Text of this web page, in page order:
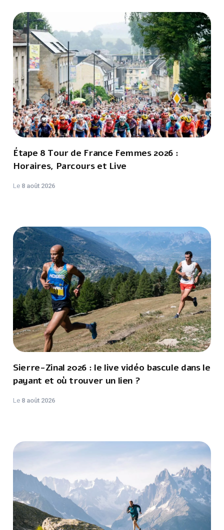
Étape 8 Tour de France Femmes 2026 :
Horaires, Parcours et Live
Le 8 août 2026
Sierre-Zinal 2026 : le live vidéo bascule dans le
payant et où trouver un lien ?
Le 8 août 2026